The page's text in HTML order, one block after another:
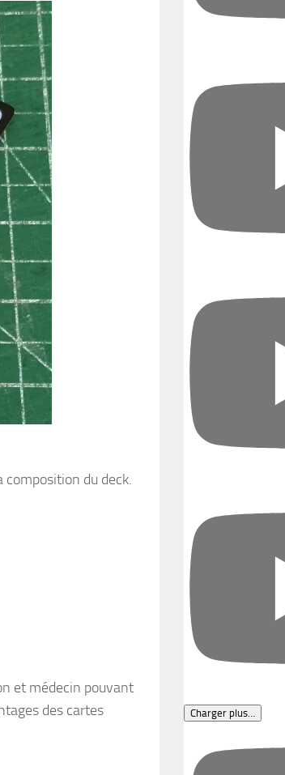
du deck.
et médecin pouvant
des cartes
Charger plus…